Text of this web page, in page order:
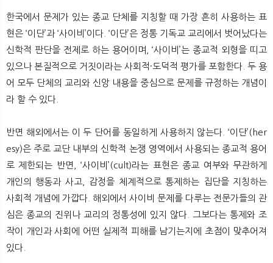
한국에서 문제가 있는 종교 단체를 지칭할 때 가장 흔히 사용하는 표
현은 ‘이단’과 ‘사이비’이다. ‘이단’은 정통 기독교 교리에서 벗어났다는
신학적 판단을 전제로 하는 용어이며, ‘사이비’는 종교적 외형을 띠고
있으나 본질적으로 거짓이라는 사회적·도덕적 평가를 포함한다. 두 용
어 모두 단체의 교리와 신앙 내용을 중심으로 문제를 규정하는 개념이
라 할 수 있다.
반면 해외에서는 이 두 단어를 동일하게 사용하지 않는다. ‘이단’(her
esy)은 주로 교단 내부의 신학적 논쟁 영역에서 사용되는 종교적 용어
로 제한되는 반면, ‘사이비’(cult)라는 표현은 종교 여부와 무관하게
개인의 행동과 사고, 감정을 체계적으로 통제하는 집단을 지칭하는
사회적 개념에 가깝다. 해외에서 사이비 문제를 다루는 전문가들의 관
심은 종교의 진위나 교리의 정통성에 있지 않다. 그보다는 통제와 조
작이 개인과 사회에 어떤 실제적 피해를 남기는지에 초점이 맞추어져
있다.